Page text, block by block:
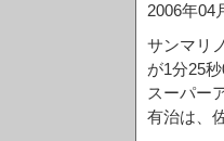
2006年04
サンマリ
が1分25
スーパー
有治は、